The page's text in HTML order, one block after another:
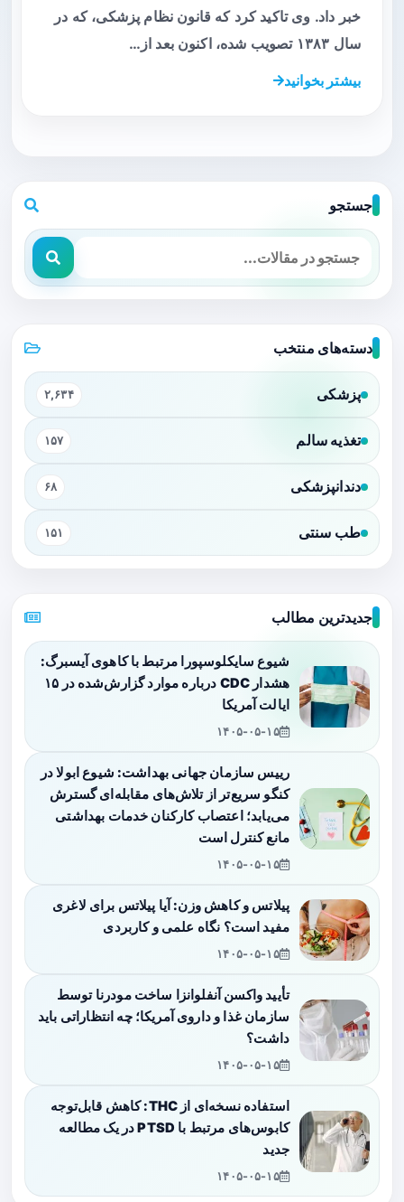
خبر داد. وی تاکید کرد که قانون نظام پزشکی، که در
سال ۱۳۸۳ تصویب شده، اکنون بعد از…
بیشتر بخوانید
جستجو
دسته‌های منتخب
پزشکی ۲,۶۳۴
تغذیه سالم ۱۵۷
دندانپزشکی ۶۸
طب سنتی ۱۵۱
جدیدترین مطالب
شیوع سایکلوسپورا مرتبط با کاهوی آیسبرگ:
هشدار CDC درباره موارد گزارش‌شده در ۱۵
ایالت آمریکا
۱۴۰۵-۰۵-۱۵
رییس سازمان جهانی بهداشت: شیوع ابولا در
کنگو سریع‌تر از تلاش‌های مقابله‌ای گسترش
می‌یابد؛ اعتصاب کارکنان خدمات بهداشتی
مانع کنترل است
۱۴۰۵-۰۵-۱۵
پیلاتس و کاهش وزن: آیا پیلاتس برای لاغری
مفید است؟ نگاه علمی و کاربردی
۱۴۰۵-۰۵-۱۵
تأیید واکسن آنفلوانزا ساخت مودرنا توسط
سازمان غذا و داروی آمریکا؛ چه انتظاراتی باید
داشت؟
۱۴۰۵-۰۵-۱۵
استفاده نسخه‌ای از THC: کاهش قابل‌توجه
کابوس‌های مرتبط با PTSD در یک مطالعه
جدید
۱۴۰۵-۰۵-۱۵